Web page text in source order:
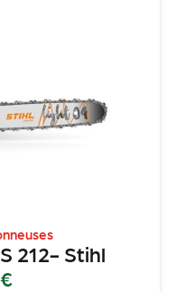
212- Stihl
€